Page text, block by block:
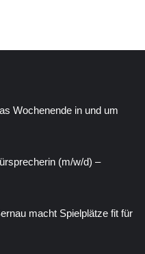
Wochenende in und um
(m/w/d) –
macht Spielplätze fit für